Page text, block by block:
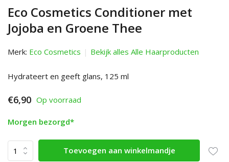
Eco Cosmetics Conditioner met
Jojoba en Groene Thee
Merk: Eco Cosmetics Bekijk alles Alle Haarproducten
Hydrateert en geeft glans, 125 ml
€6,90 Op voorraad
Morgen bezorgd*
Toevoegen aan winkelmandje